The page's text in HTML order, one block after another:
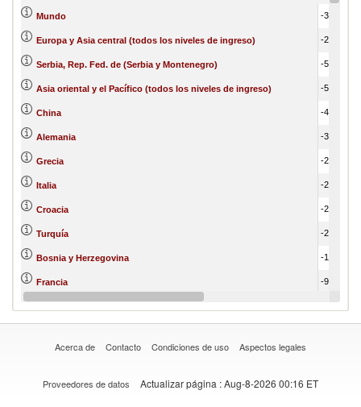
Mundo
Europa y Asia central (todos los niveles de ingreso)
Serbia, Rep. Fed. de (Serbia y Montenegro)
Asia oriental y el Pacífico (todos los niveles de ingreso)
China
Alemania
Grecia
Italia
Croacia
Turquía
Bosnia y Herzegovina
Francia
-74,961.66
Acerca de Contacto Condiciones de uso Aspectos legales
Proveedores de datos Actualizar página : Aug-8-2026 00:16 ET